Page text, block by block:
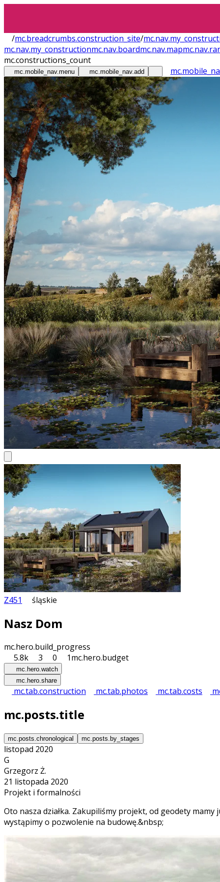
/mc.breadcrumbs.construction_site/
mc.nav.my_constructionmc.nav.boardmc.nav.map
mc.constructions_count
mc.mobile_nav.menu mc.mobile_nav.add
Z451 śląskie
Nasz Dom
mc.hero.build_progress
5.8k
3 0 1mc.hero.budget
mc.hero.watch
mc.hero.share
mc.tab.construction mc.tab.photos mc.tab.costs
mc.posts.title
mc.posts.chronological mc.posts.by_stages
listopad 2020
G
Grzegorz Ż.
21 listopada 2020
Projekt i formalności
Oto nasza działka. Zakupiliśmy projekt, od geodety
wystąpimy o pozwolenie na budowę.&nbsp;